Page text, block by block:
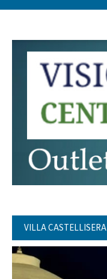
VILLA CASTELLISERA